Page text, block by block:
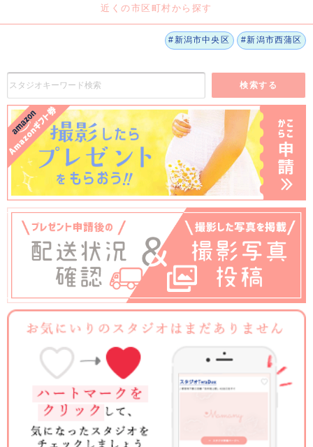
近くの市区町村から探す
#新潟市中央区 #新潟市西蒲区
検索する